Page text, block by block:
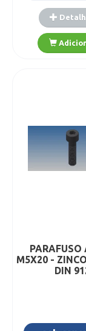
PARAFUSO
M5X20 -
DIN